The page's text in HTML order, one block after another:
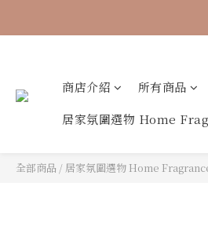
商店介紹 所有商品
居家氛圍選物 Home
全部商品 / 居家氛圍選物 Home